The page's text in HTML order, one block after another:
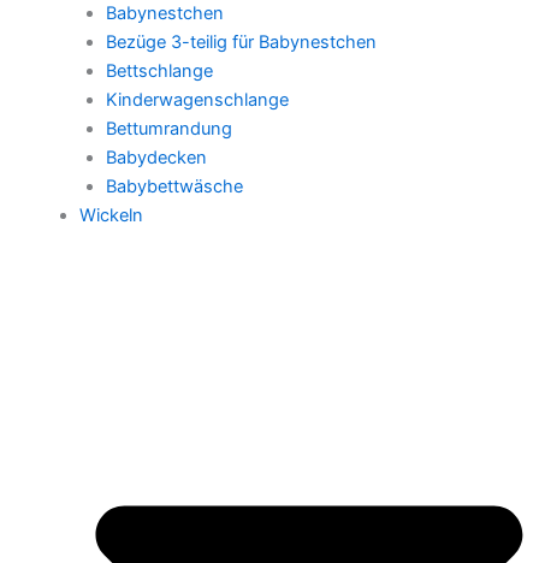
Babynestchen
Bezüge 3-teilig für Babynestchen
Bettschlange
Kinderwagenschlange
Bettumrandung
Babydecken
Babybettwäsche
Wickeln